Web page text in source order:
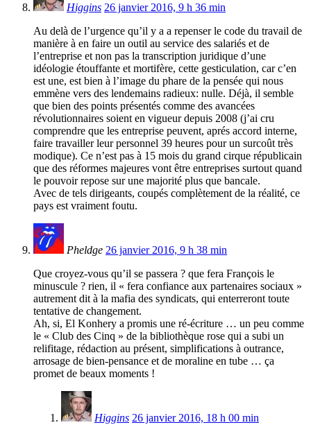
Higgins 26 janvier 2016, 9 h 36 min
Au delà de l’urgence qu’il y a a repenser le code du travail de
manière à en faire un outil au service des salariés et de
l’entreprise et non pas la transcription juridique d’une
idéologie étouffante et mortifère, cette gesticulation, car c’en
est une, est bien à l’image du phare de la pensée qui nous
emmène vers des lendemains radieux: nulle. Déjà, il semble
que bien des points présentés comme des avancées
révolutionnaires soient en vigueur depuis 2008 (j’ai cru
comprendre que les entreprise peuvent, aprés accord interne,
faire travailler leur personnel 39 heures pour un surcoût très
modique). Ce n’est pas à 15 mois du grand cirque républicain
que des réformes majeures vont être entreprises surtout quand
le pouvoir repose sur une majorité plus que bancale.
Avec de tels dirigeants, coupés complètement de la réalité, ce
pays est vraiment foutu.
Pheldge 26 janvier 2016, 9 h 38 min
Que croyez-vous qu’il se passera ? que fera François le
minuscule ? rien, il « fera confiance aux partenaires sociaux »
autrement dit à la mafia des syndicats, qui enterreront toute
tentative de changement.
Ah, si, El Konhery a promis une ré-écriture … un peu comme
le « Club des Cinq » de la bibliothèque rose qui a subi un
relifitage, rédaction au présent, simplifications à outrance,
arrosage de bien-pensance et de moraline en tube … ça
promet de beaux moments !
Higgins 26 janvier 2016, 18 h 00 min